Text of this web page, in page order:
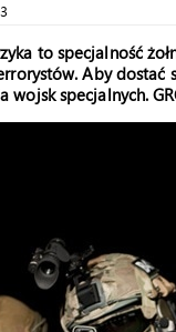
to specjalność
Aby dostać
wojsk specjalnych.